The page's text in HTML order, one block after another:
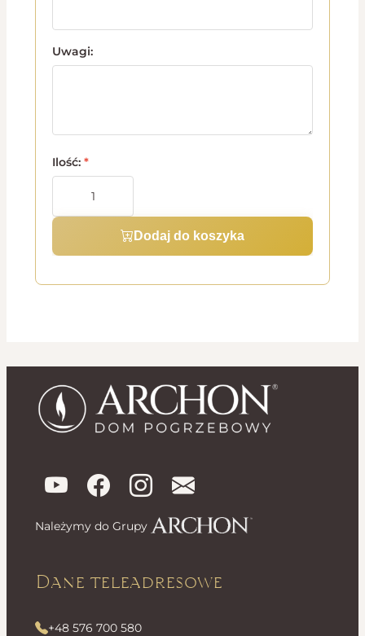
Uwagi:
Ilość: *
Dodaj do koszyka
Należymy do Grupy
Dane teleadresowe
+48 576 700 580